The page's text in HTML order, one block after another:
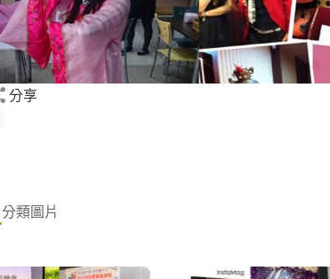
分享
分類圖片